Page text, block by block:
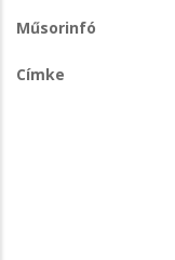
Műsorinfó
Címke